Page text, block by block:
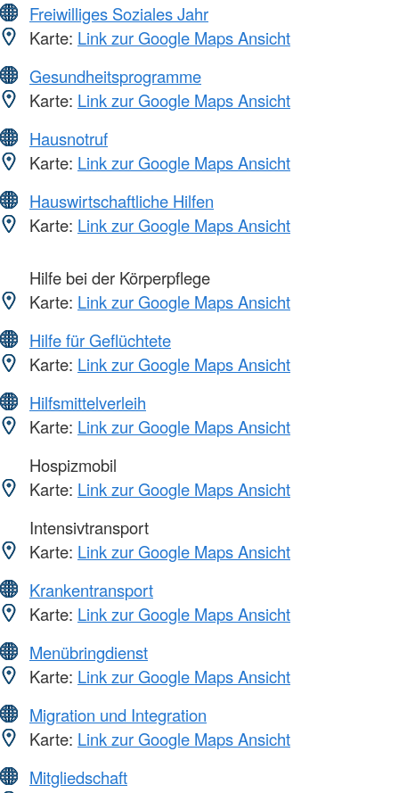
Freiwilliges Soziales Jahr
Karte: Link zur Google Maps Ansicht
Gesundheitsprogramme
Karte: Link zur Google Maps Ansicht
Hausnotruf
Karte: Link zur Google Maps Ansicht
Hauswirtschaftliche Hilfen
Karte: Link zur Google Maps Ansicht
Hilfe bei der Körperpflege
Karte: Link zur Google Maps Ansicht
Hilfe für Geflüchtete
Karte: Link zur Google Maps Ansicht
Hilfsmittelverleih
Karte: Link zur Google Maps Ansicht
Hospizmobil
Karte: Link zur Google Maps Ansicht
Intensivtransport
Karte: Link zur Google Maps Ansicht
Krankentransport
Karte: Link zur Google Maps Ansicht
Menübringdienst
Karte: Link zur Google Maps Ansicht
Migration und Integration
Karte: Link zur Google Maps Ansicht
Mitgliedschaft